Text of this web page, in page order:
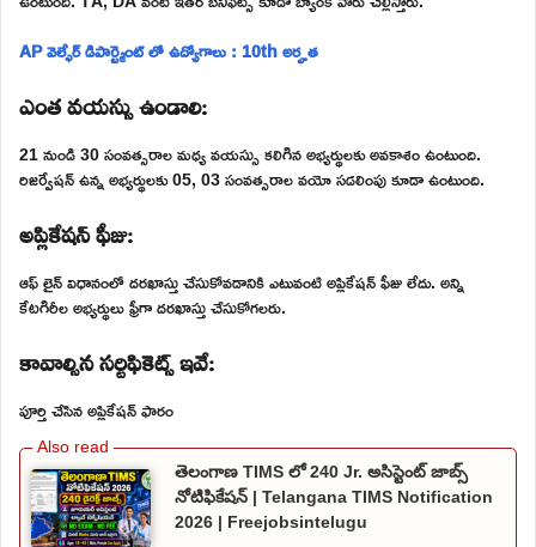
AP వెల్ఫేర్ డిపార్ట్మెంట్ లో ఉద్యోగాలు : 10th అర్హత
ఎంత వయస్సు ఉండాలి:
21 నుండి 30 సంవత్సరాల మధ్య వయస్సు కలిగిన అభ్యర్థులకు అవకాశం ఉంటుంది.
రిజర్వేషన్ ఉన్న అభ్యర్థులకు 05, 03 సంవత్సరాల వయో సడలింపు కూడా ఉంటుంది.
అప్లికేషన్ ఫీజు:
ఆఫ్ లైన్ విధానంలో దరఖాస్తు చేసుకోవడానికి ఎటువంటి అప్లికేషన్ ఫీజు లేదు. అన్ని
కేటగిరీల అభ్యర్థులు ఫ్రీగా దరఖాస్తు చేసుకోగలరు.
కావాల్సిన సర్టిఫికెట్స్ ఇవే:
పూర్తి చేసిన అప్లికేషన్ ఫారం
తెలంగాణ TIMS లో 240 Jr. అసిస్టెంట్ జాబ్స్
నోటిఫికేషన్ | Telangana TIMS Notification
2026 | Freejobsintelugu